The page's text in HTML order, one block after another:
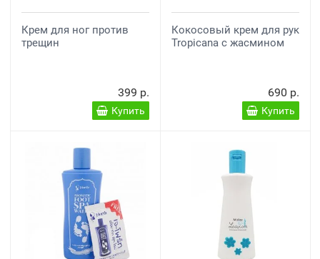
Крем для ног против
трещин
399 р.
Купить
Кокосовый крем для рук
Tropicana с жасмином
690 р.
Купить